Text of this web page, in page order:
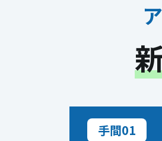
手間01